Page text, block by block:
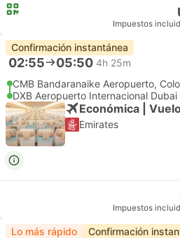
Impuestos
Confirmación instantánea
02:55 05:50 4h 25m
CMB Bandaranaike Aeropuerto,
DXB Aeropuerto Internacional Dubai
Económica |
Emirates
Impuestos
Lo más rápido Confirmación